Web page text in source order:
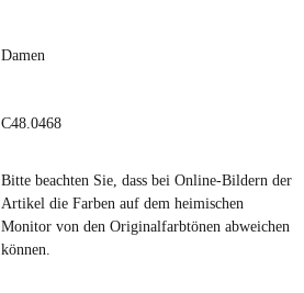
Damen
C48.0468
Bitte beachten Sie, dass bei Online-Bildern der
Artikel die Farben auf dem heimischen
Monitor von den Originalfarbtönen abweichen
können.